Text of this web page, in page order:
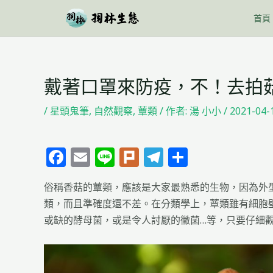
主
首頁
戴著口罩來防疫，不！去拍
/ 星頭鬼筆, 自然觀察, 蕈類/ 作者: 湯 小小/ 2021-04-
F
a
c
e
o
E
m
ai
l
Li
n
e
Pl
u
rk
T
el
e
g
m
享
俗稱香菇的蕈類，應該是大家最熟悉的生物，因為
類，而且準確度還不差。在分類學上，蕈類雖有細
或缺的酵母菌，或是令人討厭的黴菌…等，只要仔細
Post
navigation